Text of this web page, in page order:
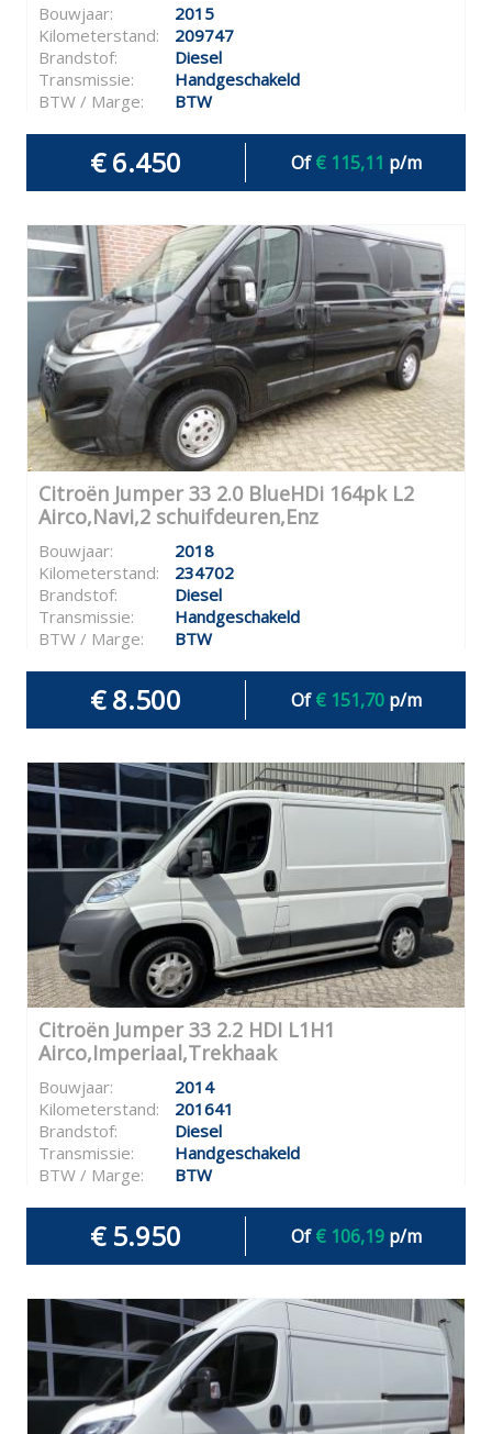
Bouwjaar:
2015
Kilometerstand:
209747
Brandstof:
Diesel
Transmissie:
Handgeschakeld
BTW / Marge:
BTW
€ 6.450 Of€ 115,11 p/m
Citroën Jumper 33 2.0 BlueHDi 164pk L2
Airco,Navi,2 schuifdeuren,Enz
Bouwjaar:
2018
Kilometerstand:
234702
Brandstof:
Diesel
Transmissie:
Handgeschakeld
BTW / Marge:
BTW
€ 8.500 Of€ 151,70p/m
Citroën Jumper 33 2.2 HDI L1H1
Airco,Imperiaal,Trekhaak
Bouwjaar:
2014
Kilometerstand:
201641
Brandstof:
Diesel
Transmissie:
Handgeschakeld
BTW / Marge:
BTW
€ 5.950 Of€ 106,19p/m